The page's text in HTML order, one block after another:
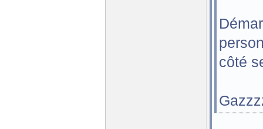
côté